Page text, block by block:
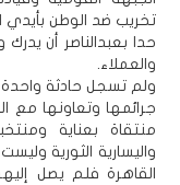
تخريب ضد الوطن بأيدي
حدا بعبدالناصر أن
والعملاء.
ولم تسجل حادثة واحدة
جرائمها وتعاونها مع
منتقاة بعناية
واليسارية الثورية
القاهرة فلم يصل